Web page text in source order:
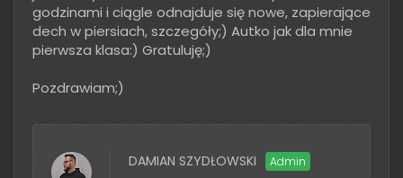
godzinami i ciągle odnajduje się nowe, zapierające
dech w piersiach, szczegóły;) Autko jak dla mnie
pierwsza klasa:) Gratuluję;)
Pozdrawiam;)
DAMIAN SZYDŁOWSKI